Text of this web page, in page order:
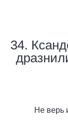
34.
Не верь